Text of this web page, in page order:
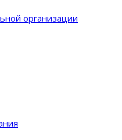
организации